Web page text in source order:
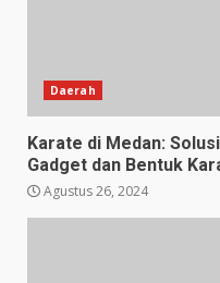
Daerah
Karate di Medan:
Gadget dan Bentuk
Agustus 26, 2024